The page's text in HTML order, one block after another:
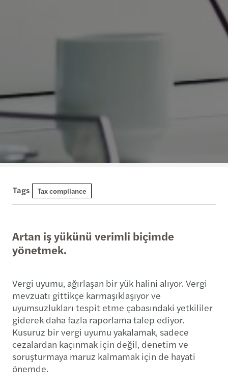
Tags Tax compliance
Artan iş yükünü verimli biçimde
yönetmek.
Vergi uyumu, ağırlaşan bir yük halini alıyor. Vergi
mevzuatı gittikçe karmaşıklaşıyor ve
uyumsuzlukları tespit etme çabasındaki yetkililer
giderek daha fazla raporlama talep ediyor.
Kusuruz bir vergi uyumu yakalamak, sadece
cezalardan kaçınmak için değil, denetim ve
soruşturmaya maruz kalmamak için de hayati
önemde.